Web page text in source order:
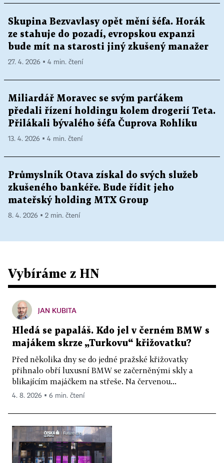
Skupina Bezvavlasy opět mění šéfa. Horák
ze stahuje do pozadí, evropskou expanzi
bude mít na starosti jiný zkušený manažer
27. 4. 2026 ▪ 4 min. čtení
Miliardář Moravec se svým parťákem
předali řízení holdingu kolem drogerií Teta.
Přilákali bývalého šéfa Čuprova Rohlíku
13. 4. 2026 ▪ 4 min. čtení
Průmyslník Otava získal do svých služeb
zkušeného bankéře. Bude řídit jeho
mateřský holding MTX Group
8. 4. 2026 ▪ 2 min. čtení
Vybíráme z HN
JAN KUBITA
Hledá se papaláš. Kdo jel v černém BMW s
majákem skrze „Turkovu“ křižovatku?
Před několika dny se do jedné pražské křižovatky
přihnalo obří luxusní BMW se začerněnými skly a
blikajícím majáčkem na střeše. Na červenou...
4. 8. 2026 ▪ 6 min. čtení